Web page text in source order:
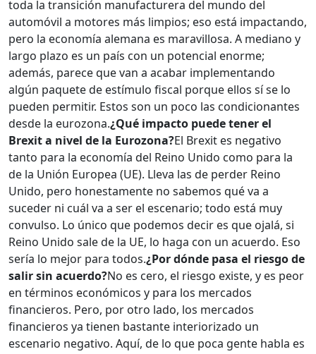
toda la transición manufacturera del mundo del
automóvil a motores más limpios; eso está impactando,
pero la economía alemana es maravillosa. A mediano y
largo plazo es un país con un potencial enorme;
además, parece que van a acabar implementando
algún paquete de estímulo fiscal porque ellos sí se lo
pueden permitir. Estos son un poco las condicionantes
desde la eurozona.¿Qué impacto puede tener el
Brexit a nivel de la Eurozona?El Brexit es negativo
tanto para la economía del Reino Unido como para la
de la Unión Europea (UE). Lleva las de perder Reino
Unido, pero honestamente no sabemos qué va a
suceder ni cuál va a ser el escenario; todo está muy
convulso. Lo único que podemos decir es que ojalá, si
Reino Unido sale de la UE, lo haga con un acuerdo. Eso
sería lo mejor para todos.¿Por dónde pasa el riesgo de
salir sin acuerdo?No es cero, el riesgo existe, y es peor
en términos económicos y para los mercados
financieros. Pero, por otro lado, los mercados
financieros ya tienen bastante interiorizado un
escenario negativo. Aquí, de lo que poca gente habla es